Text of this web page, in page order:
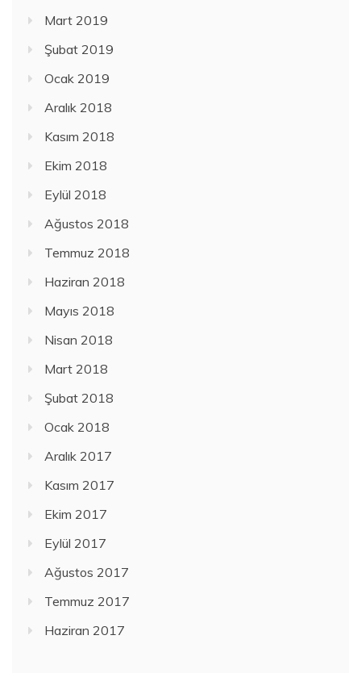
Mart 2019
Şubat 2019
Ocak 2019
Aralık 2018
Kasım 2018
Ekim 2018
Eylül 2018
Ağustos 2018
Temmuz 2018
Haziran 2018
Mayıs 2018
Nisan 2018
Mart 2018
Şubat 2018
Ocak 2018
Aralık 2017
Kasım 2017
Ekim 2017
Eylül 2017
Ağustos 2017
Temmuz 2017
Haziran 2017